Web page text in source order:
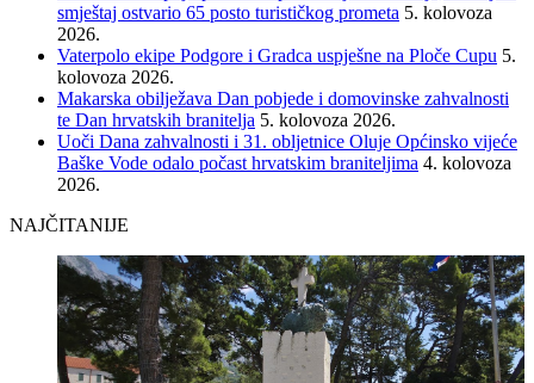
smještaj ostvario 65 posto turističkog prometa 5. kolovoza
2026.
Vaterpolo ekipe Podgore i Gradca uspješne na Ploče Cupu 5.
kolovoza 2026.
Makarska obilježava Dan pobjede i domovinske zahvalnosti
te Dan hrvatskih branitelja 5. kolovoza 2026.
Uoči Dana zahvalnosti i 31. obljetnice Oluje Općinsko vijeće
Baške Vode odalo počast hrvatskim braniteljima 4. kolovoza
2026.
NAJČITANIJE